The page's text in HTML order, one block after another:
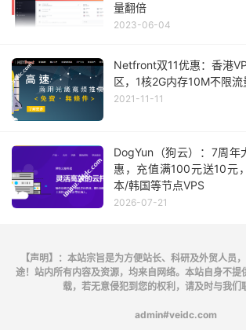
量翻倍
2023-06-04
Netfront双11优惠：香港
区，1核2G内存10M不限
2021-11-11
DogYun（狗云）：7周
惠，充值满100元送10元
本/韩国等节点VPS
2026-07-21
【声明】：本站宗旨是为方便站长、科研及外贸人员
途！站内所有内容及资源，均来自网络。本站自身不提
载，若无意侵犯到您的权利，请及时与我们
admin#veidc.com